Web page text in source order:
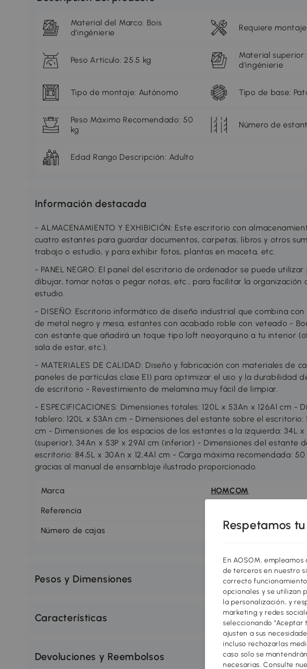
Material del Marco: Bois
d'ingénierie
Requiere
Peso Artículo: 25.5 kg
Material superior:
d'ingénierie
Tipo de montaje: Autónomo Tipo de base:
Peso Máximo Recomendado: 50
kg
Número de
Edad Rango Descripción: Adulto
Información destacada
- ALMACENAMIENTO Y EXHIBICIÓN: Este escritorio con
cuatro estantes para guardar documentos, carpetas, libros y otros
trabajo o estudio, y para exhibir fotos, plantas en maceta, etc.
- PANEL NEGRO: El panel del escritorio de ordenador se puede
dibujar, tomar notas o pegar notas, etc., para facilitar la organización
estudio.
- DISEÑO: Escritorio informático de diseño industrial que combina con
de metal negro y mesa, estantes con acabado roble con veteado -
con estante que añadirá un toque tipo loft neoyorquino a tu interior
sala de estar, etc.).
- MATERIALES DE CALIDAD: Diseño y fabricación con materiales de
paneles de partículas clase E1) para optimizar el uso y la durabilidad
de escritorio - Revestimiento de melamina muy fácil de limpiar.
- ESPECIFICACIONES: Dimensiones totales: 120L x 53An x 126Al cm -
tablero: 120L x 53An cm - Dimensiones del estante sobre el escritorio:
cm - Dimensiones de los espacios de los estantes a la izquierda: 34L
(superior), 34An x 53P x 29Al cm (inferior) - Dimensiones del estante
escritorio: 84,5L x 30An x 12,4Al cm - Carga máxima recomendada:
gracias al manual de ensamblaje ilustrado proporcionado.
Marca HOMCOM
Referencia
Número de cajas
Pesos y Dimensiones
Características
Devoluciones y Reembolsos
Respetamos
En AOSOM,
de terceros en nuestro
correcto
opcionales y se utilizan
la personalización, y
marketing y redes
seleccionando "Aceptar
ajusten a sus
incluso rechazarlas
caso solo se
necesarias. Consulte